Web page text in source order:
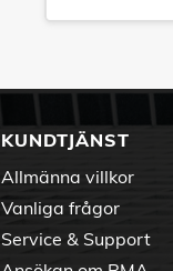
KUNDTJÄNST
Allmänna villkor
Vanliga frågor
Service & Support